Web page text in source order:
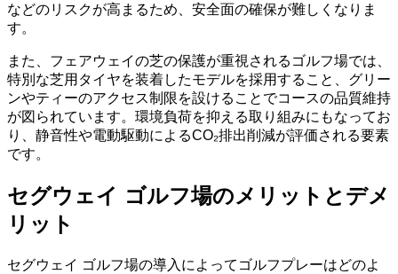
などのリスクが高まるため、安全面の確保が難しくなりま
す。
また、フェアウェイの芝の保護が重視されるゴルフ場では、
特別な芝用タイヤを装着したモデルを採用すること、グリー
ンやティーのアクセス制限を設けることでコースの品質維持
が図られています。環境負荷を抑える取り組みにもなってお
り、静音性や電動駆動によるCO₂排出削減が評価される要素
です。
セグウェイ ゴルフ場のメリットとデメ
リット
セグウェイ ゴルフ場の導入によってゴルフプレーはどのよ